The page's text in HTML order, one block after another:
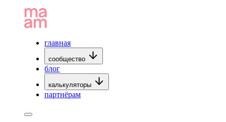
главная
сообщество
блог
калькуляторы
партнёрам